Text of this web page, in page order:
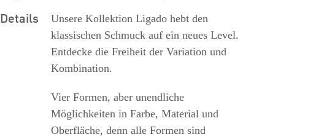
Details
Unsere Kollektion Ligado hebt den
klassischen Schmuck auf ein neues Level.
Entdecke die Freiheit der Variation und
Kombination.
Vier Formen, aber unendliche
Möglichkeiten in Farbe, Material und
Oberfläche, denn alle Formen sind